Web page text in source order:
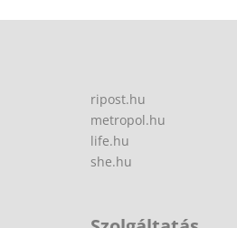
ripost.hu
metropol.hu
life.hu
she.hu